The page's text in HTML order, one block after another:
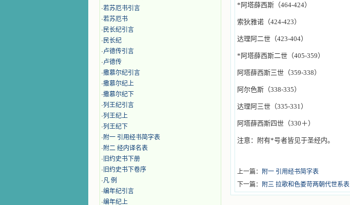
·若苏厄书引言
·若苏厄书
· 民长纪引言
· 民长纪
·卢德传引言
·卢德传
·撒慕尔纪引言
·撒慕尔纪上
·撒慕尔纪下
·列王纪引言
·列王纪上
·列王纪下
· 附一 引用经书简字表
· 附二 经内译名表
· 旧约史书下册
· 旧约史书下卷序
·凡 例
·编年纪引言
·编年纪上
* 阿塔薛西斯（464-424）
索狄雅诺（424-423）
达理阿二世（423-404）
* 阿塔薛西斯二世（405-359）
阿塔薛西斯三世（359-338）
阿尔色斯（338-335）
达理阿三世（335-331）
阿塔薛西斯四世（330＋）
注意：附有*号者皆见于圣经内。
上一篇：
附一 引用经书简字表
下一篇：
附三 拉歌和色娄苛两朝代世系表